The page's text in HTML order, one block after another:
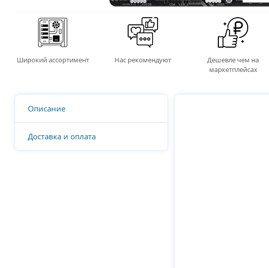
Широкий ассортимент Нас рекомендуют
Дешевле чем на
маркетплейсах
Описание
Доставка и оплата